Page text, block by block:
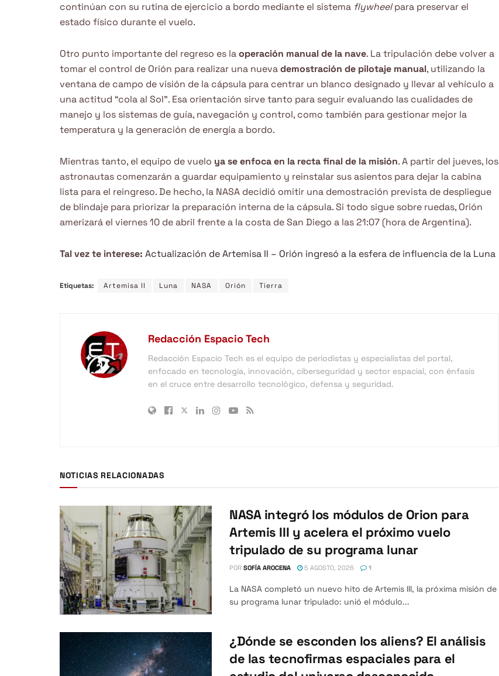
continúan con su rutina de ejercicio a bordo mediante el sistema flywheelpara preservar el
estado físico durante el vuelo.
Otro punto importante del regreso es laoperación manual de la nave. La tripulación debe volver a
tomar el control de Orión para realizar una nuevademostración de pilotaje manual, utilizando la
ventana de campo de visión de la cápsula para centrar un blanco designado y llevar al vehículo a
una actitud “cola al Sol”. Esa orientación sirve tanto para seguir evaluando las cualidades de
manejo y los sistemas de guía, navegación y control, como también para gestionar mejor la
temperatura y la generación de energía a bordo.
Mientras tanto, el equipo de vuelo ya se enfoca en la recta final de la misión. A partir del jueves, los
astronautas comenzarán a guardar equipamiento y reinstalar sus asientos para dejar la cabina
lista para el reingreso. De hecho, la NASA decidió omitir una demostración prevista de despliegue
de blindaje para priorizar la preparación interna de la cápsula. Si todo sigue sobre ruedas, Orión
amerizará el viernes 10 de abril frente a la costa de San Diego a las 21:07 (hora de Argentina).
Tal vez te interese: Actualización de Artemisa II – Orión ingresó a la esfera de influencia de la Luna
Etiquetas: Artemisa II Luna NASA Orión Tierra
Redacción Espacio Tech
Redacción Espacio Tech es el equipo de periodistas y especialistas del portal,
enfocado en tecnología, innovación, ciberseguridad y sector espacial, con énfasis
en el cruce entre desarrollo tecnológico, defensa y seguridad.
NOTICIAS RELACIONADAS
NASA integró los módulos de Orion para
Artemis III y acelera el próximo vuelo
tripulado de su programa lunar
POR SOFÍA AROCENA 5 AGOSTO, 2026 1
La NASA completó un nuevo hito de Artemis III, la próxima misión de
su programa lunar tripulado: unió el módulo...
¿Dónde se esconden los aliens? El análisis
de las tecnofirmas espaciales para el